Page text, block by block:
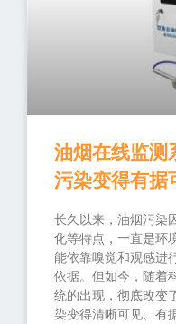
油烟在线监测
污染变得有据
长久以来，油烟污染
化等特点，一直是环
能依靠嗅觉和观感进
依据。但如今，随着
统的出现，彻底改变
染变得清晰可见、有